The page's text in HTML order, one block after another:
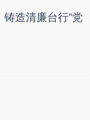
造清廉台行”党